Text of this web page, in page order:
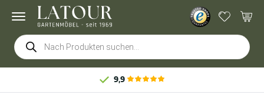
Products
search
9,9